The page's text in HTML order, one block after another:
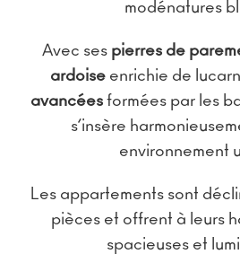
modénatures
Avec ses pierres de
ardoise enrichie de
avancées formées par les
s’insère
environnement
Les appartements sont
pièces et offrent à leurs
spacieuses et